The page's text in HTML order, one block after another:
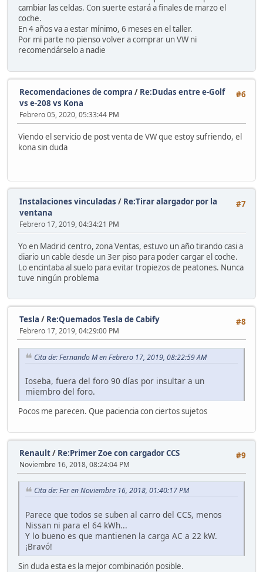
cambiar las celdas. Con suerte estará a finales de marzo el
coche.
En 4 años va a estar mínimo, 6 meses en el taller.
Por mi parte no pienso volver a comprar un VW ni
recomendárselo a nadie
#6
Recomendaciones de compra / Re:Dudas entre e-Golf
vs e-208 vs Kona
Febrero 05, 2020, 05:33:44 PM
Viendo el servicio de post venta de VW que estoy sufriendo, el
kona sin duda
#7
Instalaciones vinculadas / Re:Tirar alargador por la
ventana
Febrero 17, 2019, 04:34:21 PM
Yo en Madrid centro, zona Ventas, estuvo un año tirando casi a
diario un cable desde un 3er piso para poder cargar el coche.
Lo encintaba al suelo para evitar tropiezos de peatones. Nunca
tuve ningún problema
#8
Tesla / Re:Quemados Tesla de Cabify
Febrero 17, 2019, 04:29:00 PM
Cita de: Fernando M en Febrero 17, 2019, 08:22:59 AM
Ioseba, fuera del foro 90 días por insultar a un
miembro del foro.
Pocos me parecen. Que paciencia con ciertos sujetos
#9
Renault/ Re:Primer Zoe con cargador CCS
Noviembre 16, 2018, 08:24:04 PM
Cita de: Fer en Noviembre 16, 2018, 01:40:17 PM
Parece que todos se suben al carro del CCS, menos
Nissan ni para el 64 kWh...
Y lo bueno es que mantienen la carga AC a 22 kW.
¡Bravó!
Sin duda esta es la mejor combinación posible.